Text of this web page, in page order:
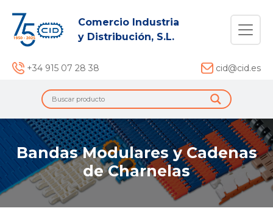
Comercio Industria
y Distribución, S.L.
+34 915 07 28 38 cid@cid.es
Bandas Modulares y Cadenas
de Charnelas